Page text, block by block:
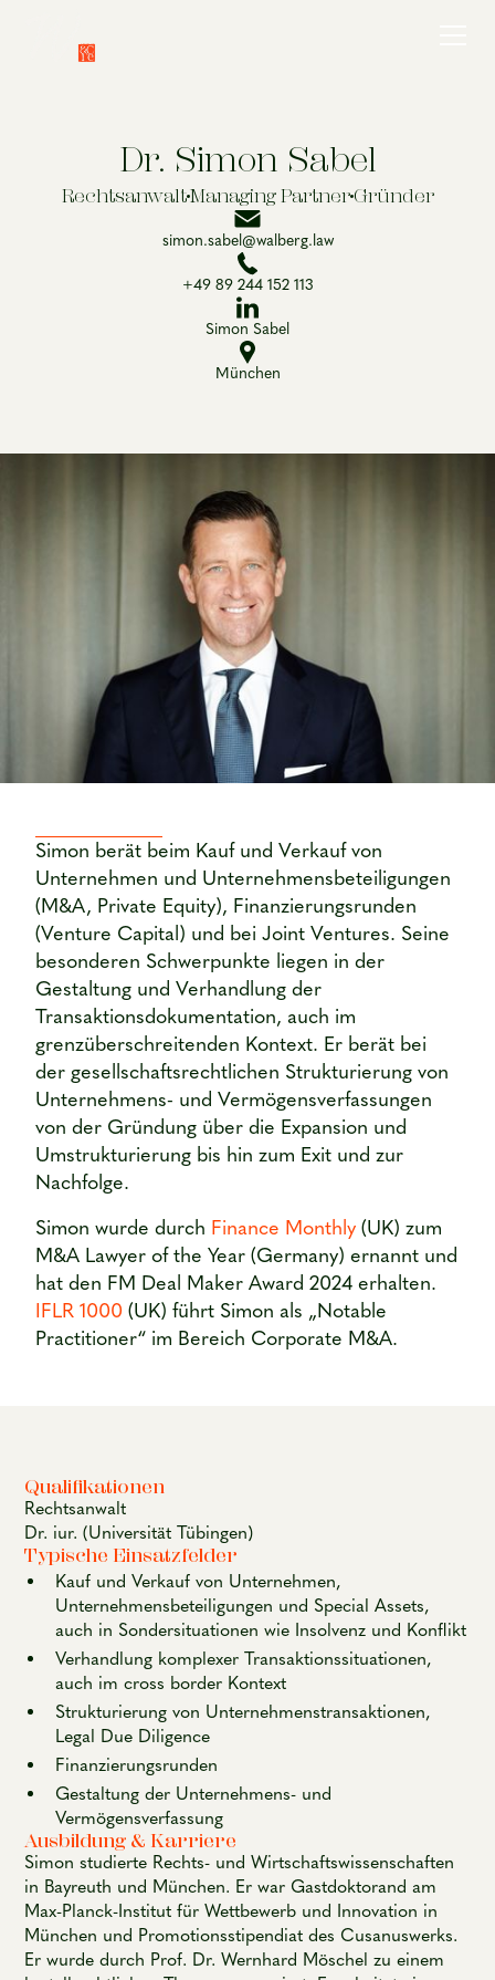
Dr. Simon Sabel
RechtsanwaltManaging PartnerGründer
simon.sabel@walberg.law
+49 89 244 152 113
Simon Sabel
München
Simon berät beim Kauf und Verkauf von
Unternehmen und Unternehmensbeteiligungen
(M&A, Private Equity), Finanzierungsrunden
(Venture Capital) und bei Joint Ventures. Seine
besonderen Schwerpunkte liegen in der
Gestaltung und Verhandlung der
Transaktionsdokumentation, auch im
grenzüberschreitenden Kontext. Er berät bei
der gesellschaftsrechtlichen Strukturierung von
Unternehmens- und Vermögensverfassungen
von der Gründung über die Expansion und
Umstrukturierung bis hin zum Exit und zur
Nachfolge.
Simon wurde durch Finance Monthly (UK) zum
M&A Lawyer of the Year (Germany) ernannt und
hat den FM Deal Maker Award 2024 erhalten.
IFLR 1000 (UK) führt Simon als „Notable
Practitioner“ im Bereich Corporate M&A.
Qualifikationen
Rechtsanwalt
Dr. iur. (Universität Tübingen)
Typische Einsatzfelder
Kauf und Verkauf von Unternehmen,
Unternehmensbeteiligungen und Special Assets,
auch in Sondersituationen wie Insolvenz und Konflikt
Verhandlung komplexer Transaktionssituationen,
auch im cross border Kontext
Strukturierung von Unternehmenstransaktionen,
Legal Due Diligence
Finanzierungsrunden
Gestaltung der Unternehmens- und
Vermögensverfassung
Ausbildung & Karriere
Simon studierte Rechts- und Wirtschaftswissenschaften
in Bayreuth und München. Er war Gastdoktorand am
Max-Planck-Institut für Wettbewerb und Innovation in
München und Promotionsstipendiat des Cusanuswerks.
Er wurde durch Prof. Dr. Wernhard Möschel zu einem